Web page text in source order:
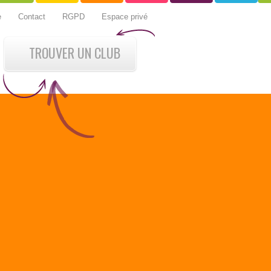
Contact RGPD Espace privé
TROUVER UN CLUB